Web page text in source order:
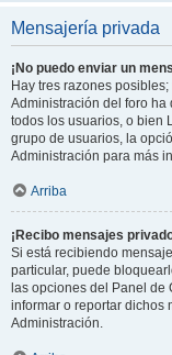
Mensajería privada
¡No puedo enviar un
Hay tres razones
Administración del foro
todos los usuarios, o bien
grupo de usuarios, la
Administración para más
Arriba
¡Recibo mensajes
Si está recibiendo
particular, puede
las opciones del Panel
informar o reportar dichos
Administración.